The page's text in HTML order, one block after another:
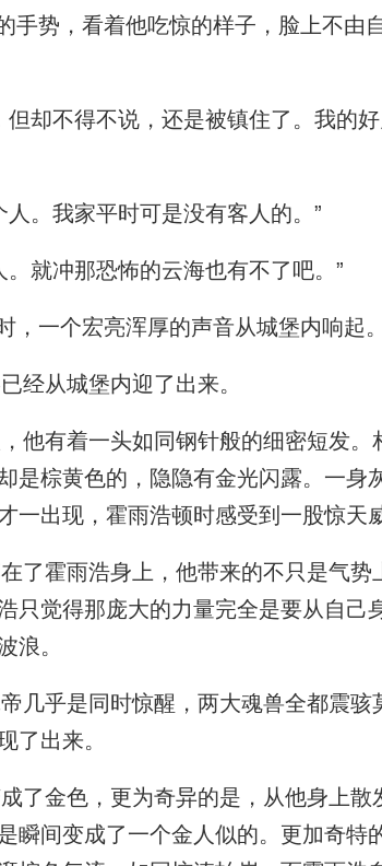
手势，看着他吃惊的样子，脸上不由
却不得不说，还是被镇住了。我的
。我家平时可是没有客人的。”
就冲那恐怖的云海也有不了吧。”
一个宏亮浑厚的声音从城堡内响起。
经从城堡内迎了出来。
他有着一头如同钢针般的细密短发。
是棕黄色的，隐隐有金光闪露。一身
一出现，霍雨浩顿时感受到一股惊天
了霍雨浩身上，他带来的不只是气势
只觉得那庞大的力量完全是要从自己
浪。
几乎是同时惊醒，两大魂兽全都震骇
了出来。
了金色，更为奇异的是，从他身上散
瞬间变成了一个金人似的。更加奇特